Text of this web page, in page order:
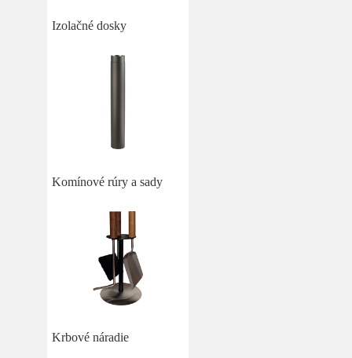
Izolačné dosky
Komínové rúry a sady
Krbové náradie